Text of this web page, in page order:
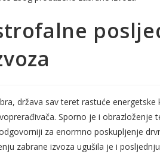
država sav teret rastuće energetske
Sporno je i obrazloženje
za enormno poskupljenje
zabrane izvoza ugušila je i